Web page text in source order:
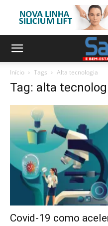
Início Tags Alta tecnologia
Tag: alta
Covid-19 como